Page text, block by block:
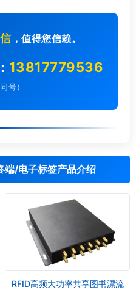
信，值得您信赖。
13817779536
号）
端/电子标签产品介绍
RFID高频大功率共享图书漂流